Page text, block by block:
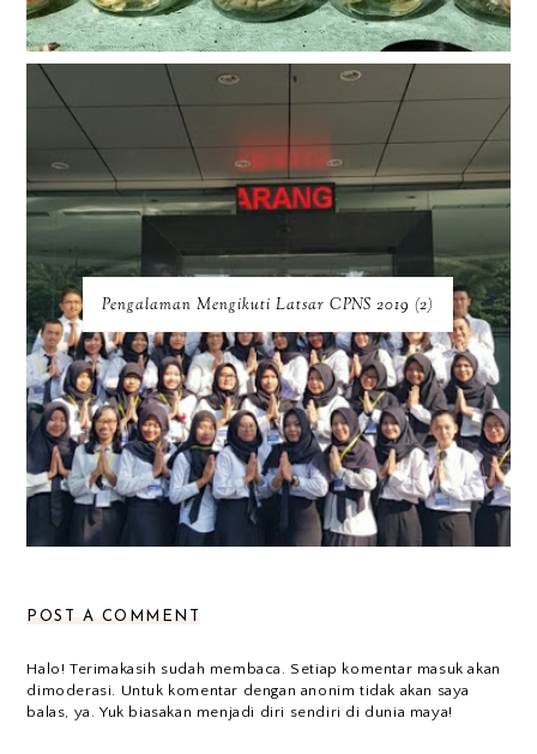
Pengalaman Mengikuti Latsar CPNS 2019 (2)
POST A COMMENT
Halo! Terimakasih sudah membaca. Setiap komentar masuk akan
dimoderasi. Untuk komentar dengan anonim tidak akan saya
balas, ya. Yuk biasakan menjadi diri sendiri di dunia maya!